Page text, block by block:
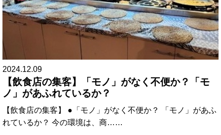
2024.12.09
【飲食店の集客】「モノ」がなく不便か？「モ
ノ」があふれているか？
【飲食店の集客】 ●「モノ」がなく不便か？ 「モノ」があふ
れているか？ 今の環境は、商……